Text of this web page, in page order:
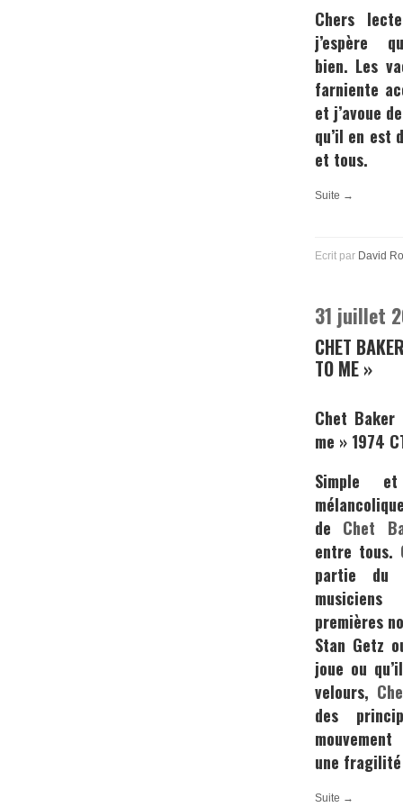
Chers
j’espère
bien. Les
farniente
et j’avoue
qu’il en est
et tous.
Suite →
Ecrit par David
31 juillet
CHET
TO ME »
Chet
me » 1974
Simple
de Chet
entre tous.
partie du
premières
Stan Getz
joue ou
velours,
des
une fragilité
Suite →